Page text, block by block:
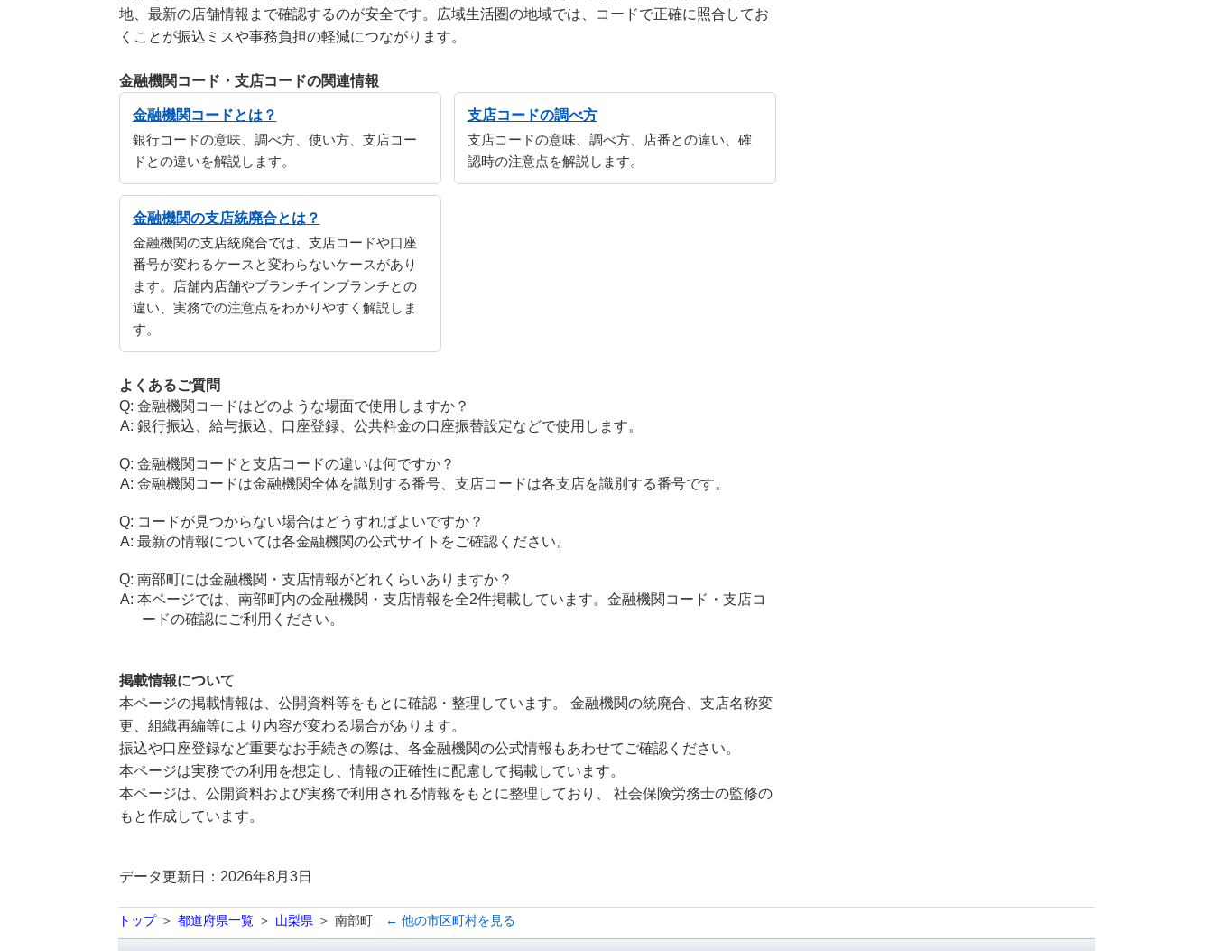
地、最新の店舗情報まで確認するのが安全です。広域生活圏の地域では、コードで正確に照合してお
くことが振込ミスや事務負担の軽減につながります。
金融機関コード・支店コードの関連情報
金融機関コードとは？
銀行コードの意味、調べ方、使い方、支店コー
ドとの違いを解説します。
支店コードの調べ方
支店コードの意味、調べ方、店番との違い、確
認時の注意点を解説します。
金融機関の支店統廃合とは？
金融機関の支店統廃合では、支店コードや口座
番号が変わるケースと変わらないケースがあり
ます。店舗内店舗やブランチインブランチとの
違い、実務での注意点をわかりやすく解説しま
す。
よくあるご質問
金融機関コードはどのような場面で使用しますか？
銀行振込、給与振込、口座登録、公共料金の口座振替設定などで使用します。
金融機関コードと支店コードの違いは何ですか？
金融機関コードは金融機関全体を識別する番号、支店コードは各支店を識別する番号です。
コードが見つからない場合はどうすればよいですか？
最新の情報については各金融機関の公式サイトをご確認ください。
南部町には金融機関・支店情報がどれくらいありますか？
本ページでは、南部町内の金融機関・支店情報を全2件掲載しています。金融機関コード・支店コ
ードの確認にご利用ください。
掲載情報について
本ページの掲載情報は、公開資料等をもとに確認・整理しています。 金融機関の統廃合、支店名称変
更、組織再編等により内容が変わる場合があります。
振込や口座登録など重要なお手続きの際は、各金融機関の公式情報もあわせてご確認ください。
本ページは実務での利用を想定し、情報の正確性に配慮して掲載しています。
本ページは、公開資料および実務で利用される情報をもとに整理しており、 社会保険労務士の監修の
もと作成しています。
データ更新日：2026年8月3日
トップ 都道府県一覧 山梨県 南部町 ← 他の市区町村を見る